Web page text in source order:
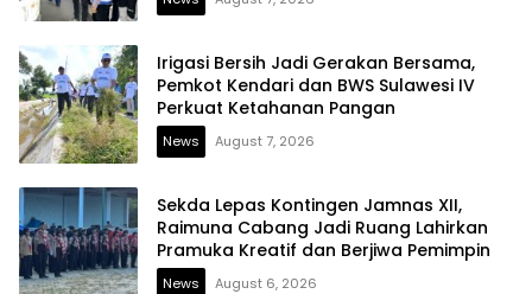
Irigasi Bersih Jadi Gerakan Bersama,
Pemkot Kendari dan BWS Sulawesi IV
Perkuat Ketahanan Pangan
News August 7, 2026
Sekda Lepas Kontingen Jamnas XII,
Raimuna Cabang Jadi Ruang Lahirkan
Pramuka Kreatif dan Berjiwa Pemimpin
News August 6, 2026